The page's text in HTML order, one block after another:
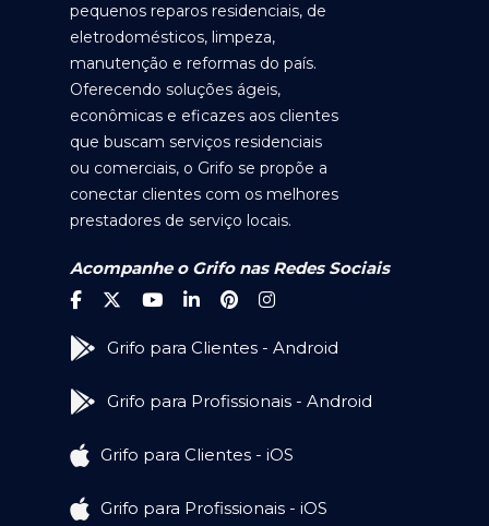
pequenos reparos residenciais, de
eletrodomésticos, limpeza,
manutenção e reformas do país.
Oferecendo soluções ágeis,
econômicas e eficazes aos clientes
que buscam serviços residenciais
ou comerciais, o Grifo se propõe a
conectar clientes com os melhores
prestadores de serviço locais.
Acompanhe o Grifo nas Redes Sociais
Grifo para Clientes - Android
Grifo para Profissionais - Android
Grifo para Clientes - iOS
Grifo para Profissionais - iOS